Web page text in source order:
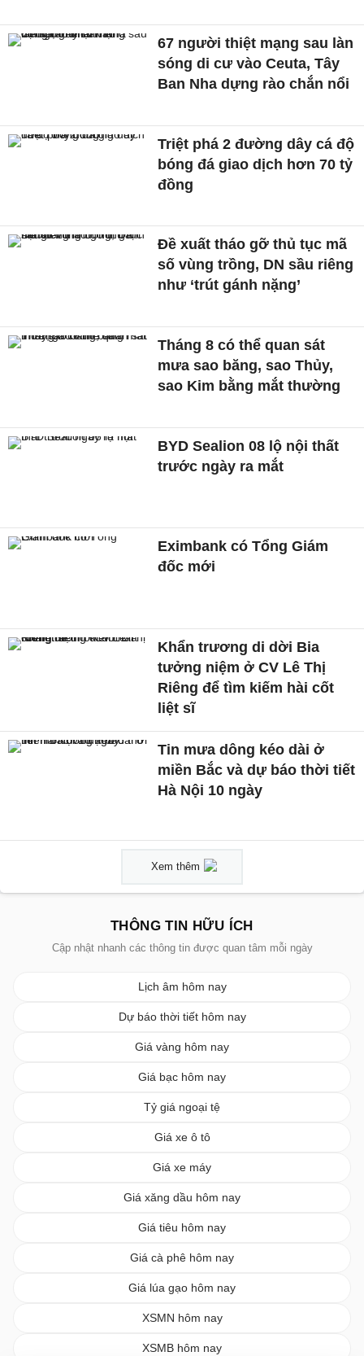
67 người thiệt mạng sau làn
sóng di cư vào Ceuta, Tây
Ban Nha dựng rào chắn nổi
Triệt phá 2 đường dây cá độ
bóng đá giao dịch hơn 70 tỷ
đồng
Đề xuất tháo gỡ thủ tục mã
số vùng trồng, DN sầu riêng
như ‘trút gánh nặng’
Tháng 8 có thể quan sát
mưa sao băng, sao Thủy,
sao Kim bằng mắt thường
BYD Sealion 08 lộ nội thất
trước ngày ra mắt
Eximbank có Tổng Giám
đốc mới
Khẩn trương di dời Bia
tưởng niệm ở CV Lê Thị
Riêng để tìm kiếm hài cốt
liệt sĩ
Tin mưa dông kéo dài ở
miền Bắc và dự báo thời tiết
Hà Nội 10 ngày
Xem thêm
THÔNG TIN HỮU ÍCH
Cập nhật nhanh các thông tin được quan tâm mỗi ngày
Lịch âm hôm nay
Dự báo thời tiết hôm nay
Giá vàng hôm nay
Giá bạc hôm nay
Tỷ giá ngoại tệ
Giá xe ô tô
Giá xe máy
Giá xăng dầu hôm nay
Giá tiêu hôm nay
Giá cà phê hôm nay
Giá lúa gạo hôm nay
XSMN hôm nay
XSMB hôm nay